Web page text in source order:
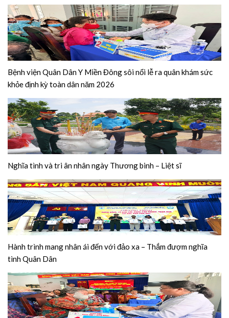
Bệnh viện Quân Dân Y Miền Đông sôi nổi lễ ra quân khám sức
khỏe định kỳ toàn dân năm 2026
Nghĩa tình và tri ân nhân ngày Thương binh – Liệt sĩ
Hành trình mang nhân ái đến với đảo xa – Thắm đượm nghĩa
tình Quân Dân